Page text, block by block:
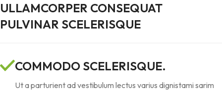
ULLAMCORPER CONSEQUAT
PULVINAR SCELERISQUE
COMMODO SCELERISQUE.
Ut a parturient ad vestibulum lectus varius dignistami sarim